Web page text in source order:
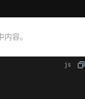
容。